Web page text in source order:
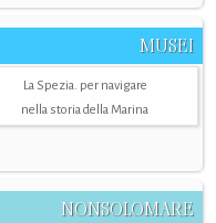
MUSEI
La Spezia. per navigare
nella storia della Marina
NONSOLOMARE